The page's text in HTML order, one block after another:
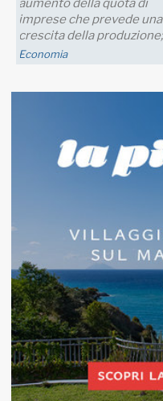
aumento della quota di
imprese che prevede una
crescita della produzione;
nei..
Economia